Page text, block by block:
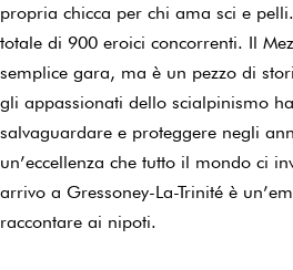
propria chicca per chi ama sci e
totale di 900 eroici concorrenti. Il
semplice gara, ma è un pezzo di
gli appassionati dello scialpinismo
salvaguardare e proteggere negli
un’eccellenza che tutto il mondo ci
arrivo a Gressoney-La-Trinité è
raccontare ai nipoti.